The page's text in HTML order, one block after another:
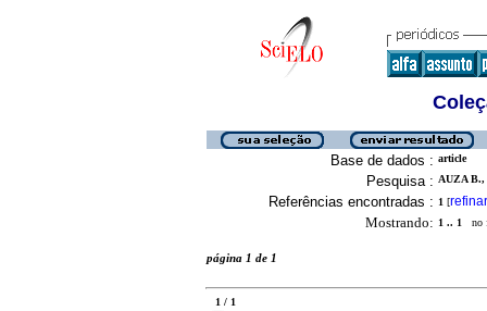
Base de dados : article
Pesquisa : AUZA
Referências encontradas : 1 [refinar
Mostrando: 1 .. 1 no
página 1 de 1
1 / 1